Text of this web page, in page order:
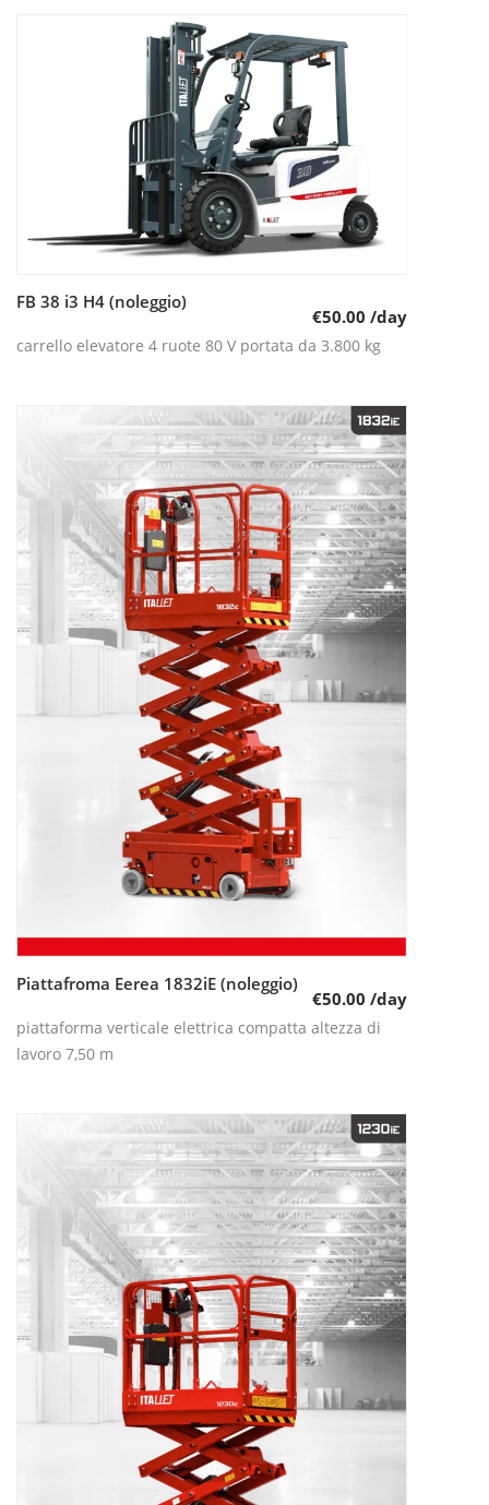
Leggi tutto
FB 38 i3 H4 (noleggio)
€50.00 /day
carrello elevatore 4 ruote 80 V portata da 3.800 kg
Leggi tutto
Piattafroma Eerea 1832iE (noleggio)
€50.00 /day
piattaforma verticale elettrica compatta altezza di
lavoro 7,50 m